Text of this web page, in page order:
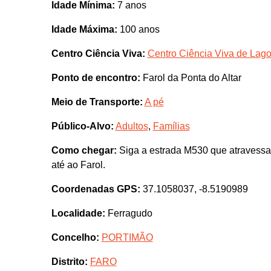
Idade Mínima: 7 anos
Idade Máxima: 100 anos
Centro Ciência Viva: Centro Ciência Viva de
Ponto de encontro: Farol da Ponta do Altar
Meio de Transporte: A pé
Público-Alvo: Adultos, Famílias
Como chegar: Siga a estrada M530 que
até ao Farol.
Coordenadas GPS: 37.1058037, -8.5190989
Localidade: Ferragudo
Concelho: PORTIMÃO
Distrito: FARO